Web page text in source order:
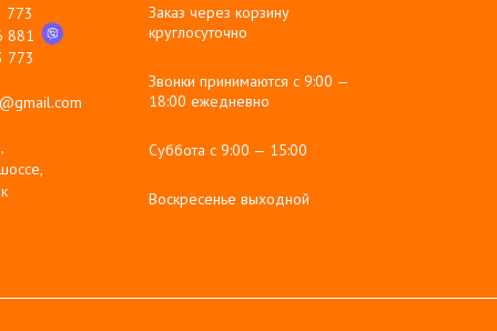
773
881
773
Заказ через корзину
круглосуточно
Звонки принимаются с 9:00 —
18:00 ежедневно
Суббота с 9:00 — 15:00
Воскресенье выходной